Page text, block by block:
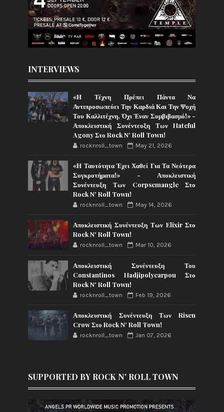
INTERVIEWS
«Η Τέχνη Πρέπει Πάντα Να
Αντιπροσωπεύει Την Καρδιά Και Την Ψυχή
Του Καλλιτέχνη, Όχι Έναν Συμβιβασμό!» -
Αποκλειστική Συνέντευξη Των Hateful
Agony Στο Rock N' Roll Town!
rocknroll_town May 21, 2026
«Η Ταυτότητα Έχει Χαθεί Για Τα Νεότερα
Συγκροτήματα!» - Αποκλειστική
Συνέντευξη Των Corpsemangle Στο
Rock N' Roll Town!
rocknroll_town May 14, 2026
Αποκλειστική Συνέντευξη Των Elixir Στο
Rock N' Roll Town!
rocknroll_town Mar 10, 2026
Αποκλειστική Συνέντευξη Του
Constantinos Hadjipolycarpou Στο
Rock N' Roll Town!
rocknroll_town Feb 19, 2026
Αποκλειστική Συνέντευξη Των Risen
Crow Στο Rock N' Roll Town!
rocknroll_town Jan 07, 2026
SUPPORTED BY ROCK N' ROLL TOWN